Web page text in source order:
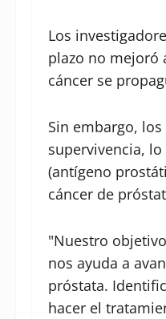
Los
plazo no mejoró
cáncer se
Sin embargo,
supervivencia,
(antígeno
cáncer de
"Nuestro
nos ayuda a
próstata.
hacer el